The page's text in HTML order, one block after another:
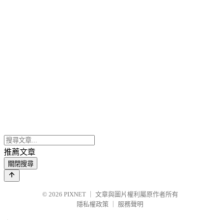
推薦文章
關閉搜尋
© 2026 PIXNET
文章與圖片權利屬原作者所有
隱私權政策
服務聲明